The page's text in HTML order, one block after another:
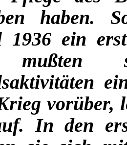
haben.
1936 ein
mußten
vorüber,
In den